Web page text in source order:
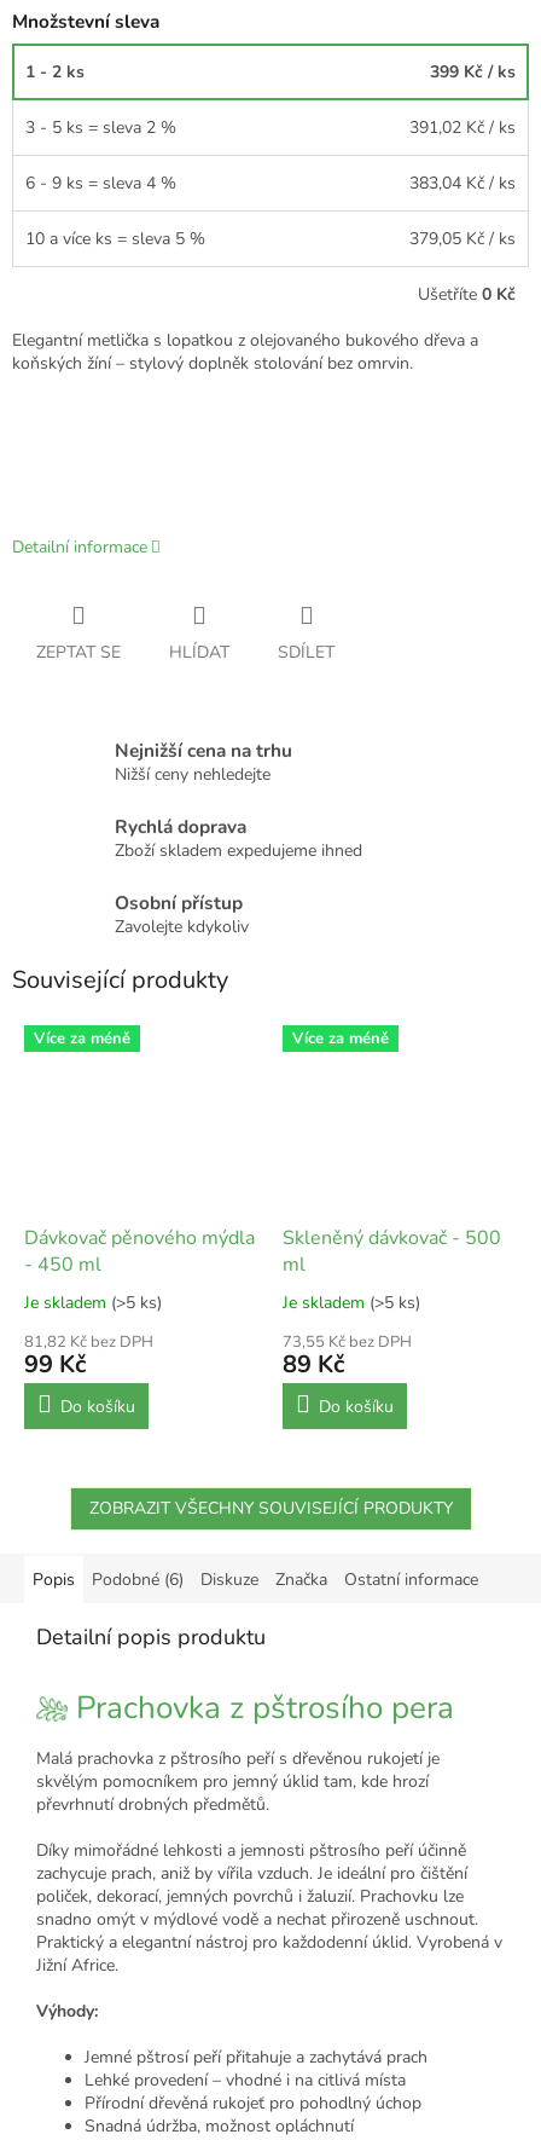
Množstevní sleva
1 - 2 ks 399 Kč / ks
3 - 5 ks = sleva 2 % 391,02 Kč / ks
6 - 9 ks = sleva 4 % 383,04 Kč / ks
10 a více ks = sleva 5 % 379,05 Kč / ks
Ušetříte 0 Kč
Elegantní metlička s lopatkou z olejovaného bukového dřeva a
koňských žíní – stylový doplněk stolování bez omrvin.
Detailní informace
ZEPTAT SE HLÍDAT SDÍLET
Nejnižší cena na trhu
Nižší ceny nehledejte
Rychlá doprava
Zboží skladem expedujeme ihned
Osobní přístup
Zavolejte kdykoliv
Související produkty
Více za méně
Dávkovač pěnového mýdla
- 450 ml
Je skladem (>5 ks)
81,82 Kč bez DPH
99 Kč
Do košíku
Více za méně
Skleněný dávkovač - 500
ml
Je skladem (>5 ks)
73,55 Kč bez DPH
89 Kč
Do košíku
ZOBRAZIT VŠECHNY SOUVISEJÍCÍ PRODUKTY
Popis Podobné (6) Diskuze Značka Ostatní informace
Detailní popis produktu
Prachovka z pštrosího pera
Malá prachovka z pštrosího peří s dřevěnou rukojetí je
skvělým pomocníkem pro jemný úklid tam, kde hrozí
převrhnutí drobných předmětů.
Díky mimořádné lehkosti a jemnosti pštrosího peří účinně
zachycuje prach, aniž by vířila vzduch. Je ideální pro čištění
poliček, dekorací, jemných povrchů i žaluzií. Prachovku lze
snadno omýt v mýdlové vodě a nechat přirozeně uschnout.
Praktický a elegantní nástroj pro každodenní úklid. Vyrobená v
Jižní Africe.
Výhody:
Jemné pštrosí peří přitahuje a zachytává prach
Lehké provedení – vhodné i na citlivá místa
Přírodní dřevěná rukojeť pro pohodlný úchop
Snadná údržba, možnost opláchnutí